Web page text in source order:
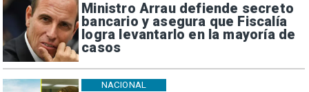
Ministro Arrau defiende secreto
bancario y asegura que Fiscalía
logra levantarlo en la mayoría de
casos
NACIONAL